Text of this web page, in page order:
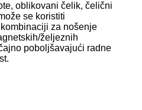
oblikovani čelik, čelični
se koristiti
za nošenje
željeznih
poboljšavajući radne